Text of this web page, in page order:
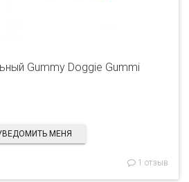
Gummy Doggie Gummi
МЕНЯ
1 отзыв